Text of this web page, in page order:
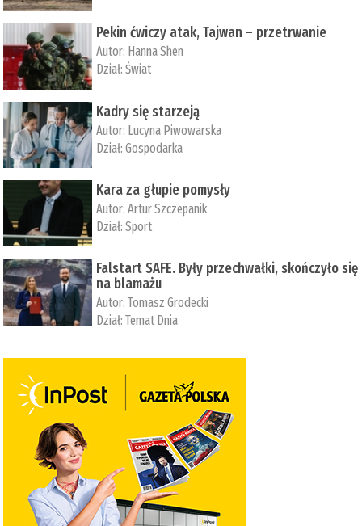
Pekin ćwiczy atak, Tajwan – przetrwanie
Autor: ­Hanna Shen
Dział:Świat
Kadry się starzeją
Autor: Lucyna Piwowarska
Dział:Gospodarka
Kara za głupie pomysły
Autor:Artur Szczepanik
Dział:Sport
Falstart SAFE. Były przechwałki, skończyło się
na blamażu
Autor:Tomasz Grodecki
Dział:Temat Dnia